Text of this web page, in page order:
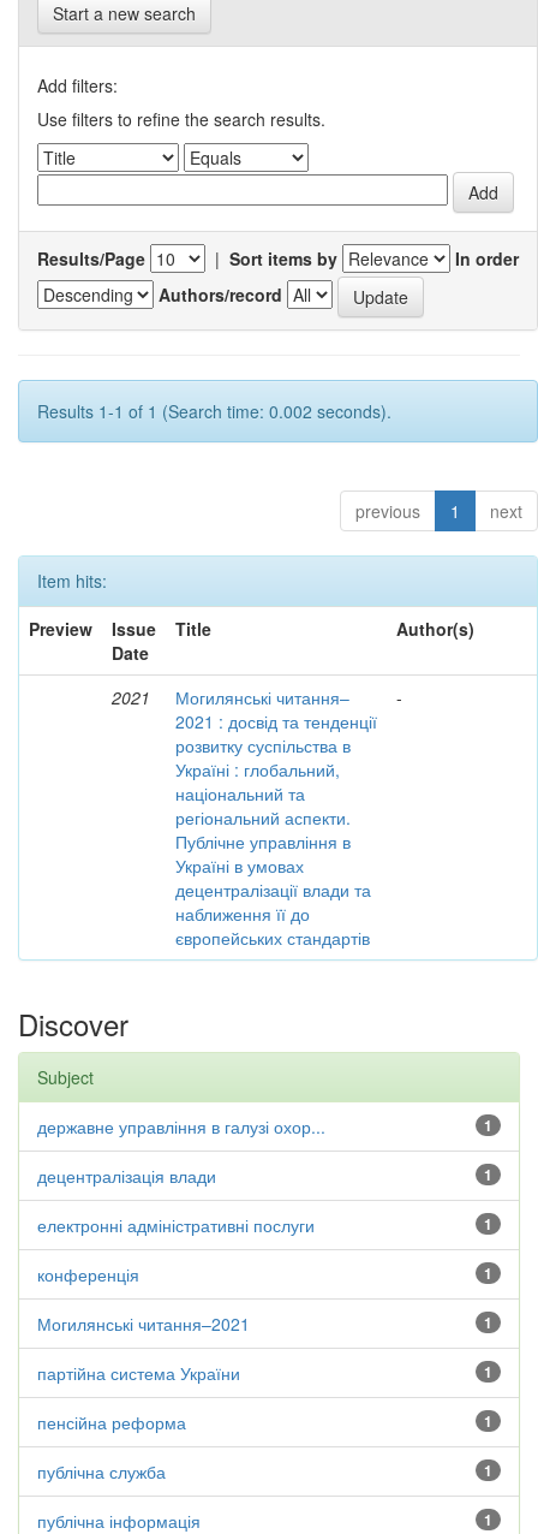
Start a new search
Add filters:
Use filters to refine the search results.
Results/Page | Sort items by
In order
Authors/record
Results 1-1 of 1 (Search time: 0.002 seconds).
previous 1 next
Item hits:
Preview
Issue
Date
Title Author(s)
2021
Могилянські читання–
2021 : досвід та тенденції
розвитку суспільства в
Україні : глобальний,
національний та
регіональний аспекти.
Публічне управління в
Україні в умовах
децентралізації влади та
наближення її до
європейських стандартів
-
Discover
Subject
1
державне управління в галузі охор...
1
децентралізація влади
1
електронні адміністративні послуги
1
конференція
1
Могилянські читання–2021
1
партійна система України
1
пенсійна реформа
1
публічна служба
1
публічна інформація